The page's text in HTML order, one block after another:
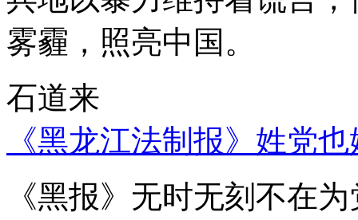
雾霾，照亮中国。
石道来
《黑龙江法制报》姓党
《黑报》无时无刻不在